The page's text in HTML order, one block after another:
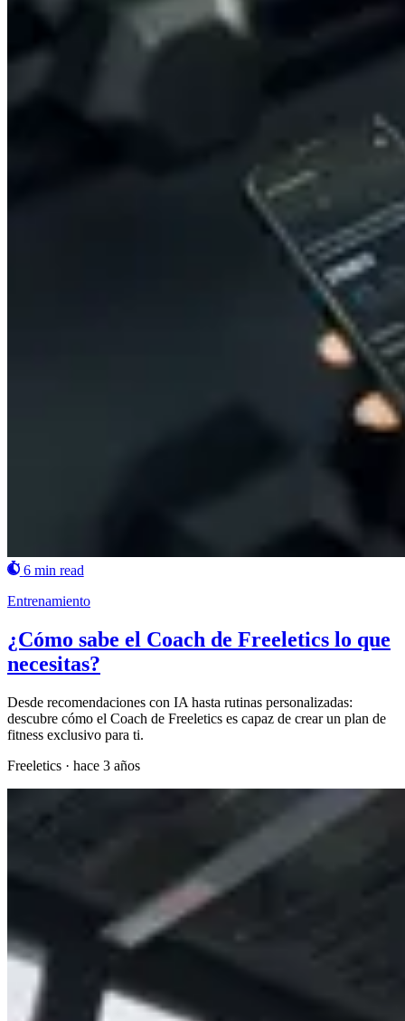
6 min read
Entrenamiento
¿Cómo sabe el Coach de Freeletics lo que
necesitas?
Desde recomendaciones con IA hasta rutinas personalizadas:
descubre cómo el Coach de Freeletics es capaz de crear un plan de
fitness exclusivo para ti.
Freeletics · hace 3 años